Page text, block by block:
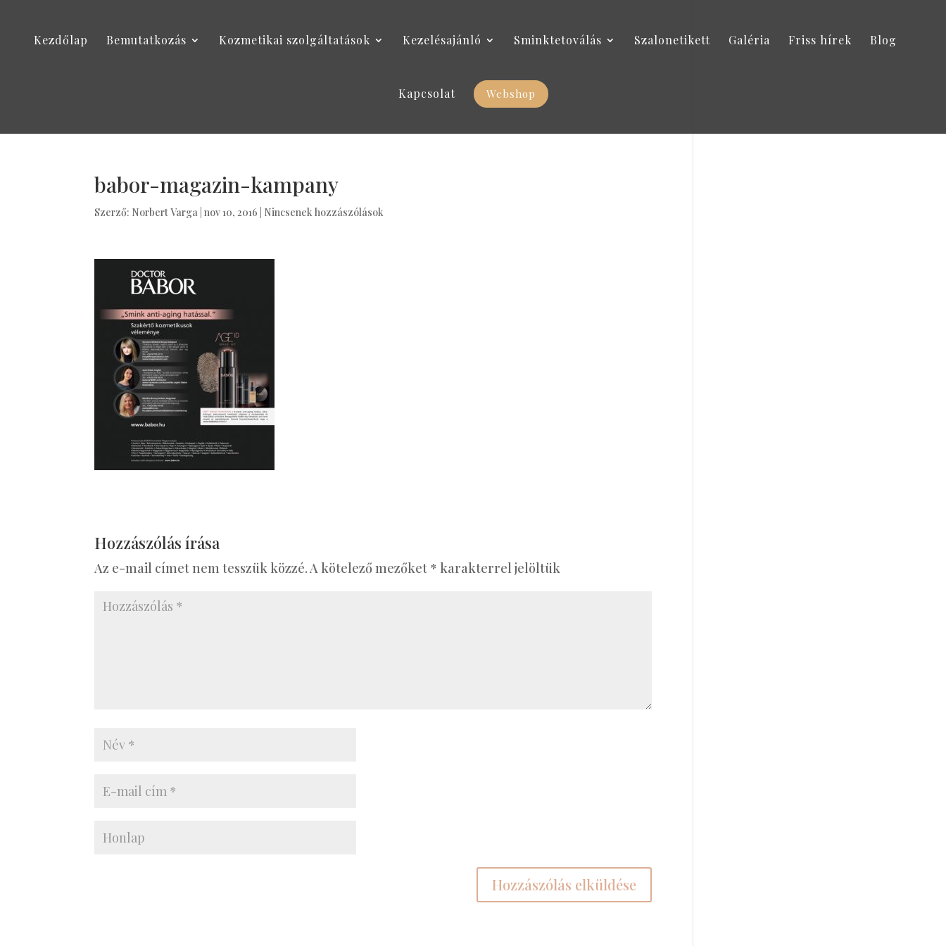
Kezdőlap Bemutatkozás Kozmetikai szolgáltatások Kezelésajánló Sminktetoválás Szalonetikett Galéria Friss hírek Blog
Kapcsolat Webshop
babor-magazin-kampany
Szerző: Norbert Varga |nov 10, 2016 Nincsenek hozzászólások
Hozzászólás írása
Az e-mail címet nem tesszük közzé.A kötelező mezőket * karakterrel jelöltük